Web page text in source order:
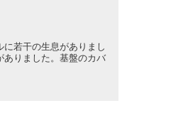
若干の生息がありまし
ありました。基盤のカバ